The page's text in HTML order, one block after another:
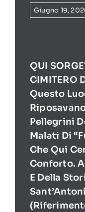
Giugno 19,
QUI
CIMITERO
Questo
Pellegrini
Malati Di
Che Qui
Conforto.
E Della